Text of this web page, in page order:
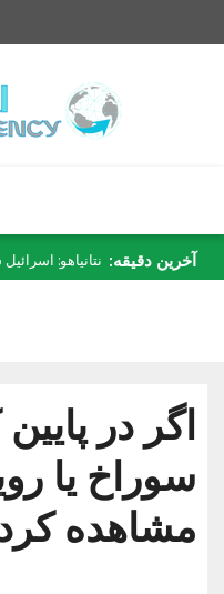
آخرین دقیقه: نتانیاهو: اسرائیل سند ۱۵ بندی ارائه پناهگاه..
اگر در
سوراخ یا
مشاهده